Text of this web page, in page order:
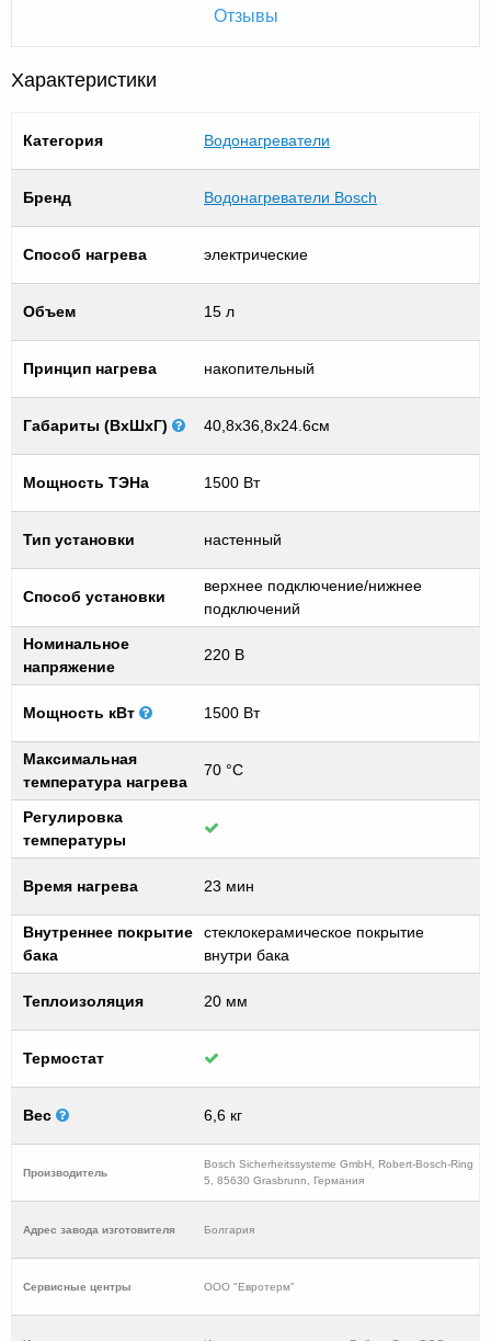
Отзывы
Характеристики
Категория Водонагреватели
Бренд Водонагреватели Bosch
Способ нагрева электрические
Объем 15 л
Принцип нагрева накопительный
Габариты (ВхШхГ) 40,8х36,8х24.6см
Мощность ТЭНа 1500 Вт
Тип установки настенный
Способ установки
верхнее подключение/нижнее
подключений
Номинальное
напряжение
220 В
Мощность кВт 1500 Вт
Максимальная
температура нагрева
70 °C
Регулировка
температуры
Время нагрева 23 мин
Внутреннее покрытие
бака
стеклокерамическое покрытие
внутри бака
Теплоизоляция 20 мм
Термостат
Вес 6,6 кг
Производитель
Bosch Sicherheitssysteme GmbH, Robert-Bosch-Ring
5, 85630 Grasbrunn, Германия
Адрес завода изготовителя Болгария
Cервисные центры ООО "Евротерм"